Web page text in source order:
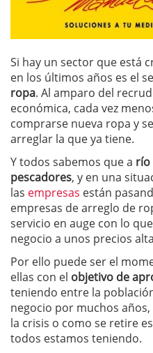
Si hay un sector que está
en los últimos años es el
ropa. Al amparo del
económica, cada vez
comprarse nueva ropa y
arreglar la que ya tiene.
Y todos sabemos que a río
pescadores, y en una
las empresas están
empresas de arreglo de
servicio en auge con lo
negocio a unos precios
Por ello puede ser el
ellas con el objetivo de
teniendo entre la
negocio por muchos
la crisis o como se retire
todos estamos teniendo.